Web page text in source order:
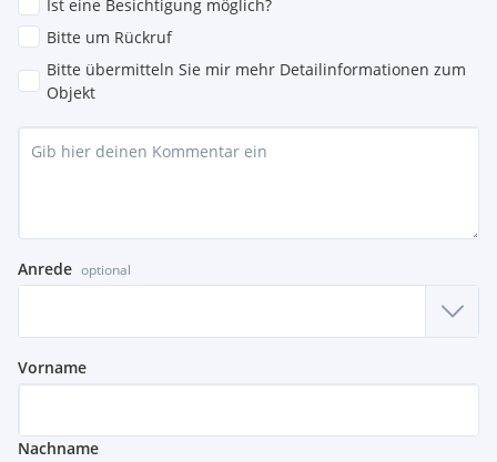
Ist eine Besichtigung möglich?
Bitte um Rückruf
Bitte übermitteln Sie mir mehr Detailinformationen zum
Objekt
Anrede optional
Vorname
Nachname